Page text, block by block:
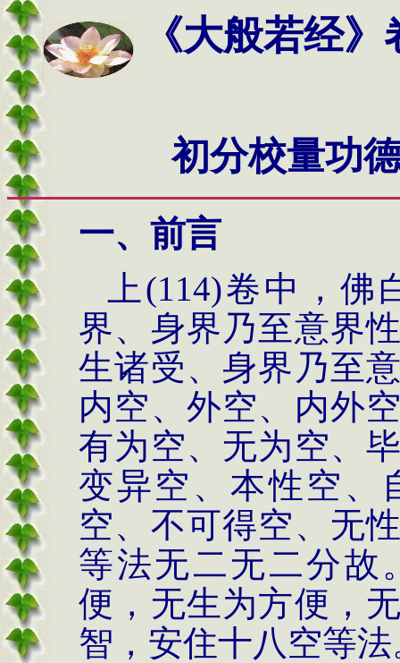
《大般若经
三藏法师
初分校量功
一、前言
上(114)卷中，
界、身界乃至意界
生诸受、身界乃至
内空、外空、内外
有为空、无为空、
变异空、本性空、
空、不可得空、无
等法无二无二分故
便，无生为方便，
智，安住十八空等法